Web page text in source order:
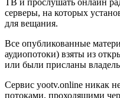
ТВ и прослушать онлайн
серверы, на которых
для вещания.
Все опубликованные
аудиопотоки) взяты из
или были присланы
Сервис yootv.online никак
потоками, проходящими